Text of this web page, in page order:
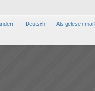
Deutsch
Als gelesen